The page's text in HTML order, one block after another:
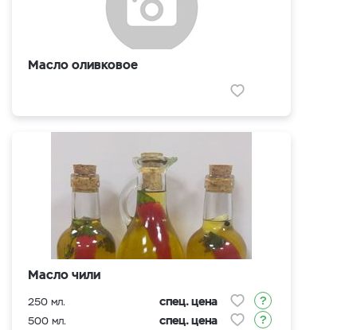
Масло оливковое
Масло чили
250 мл. спец. цена
500 мл. спец. цена